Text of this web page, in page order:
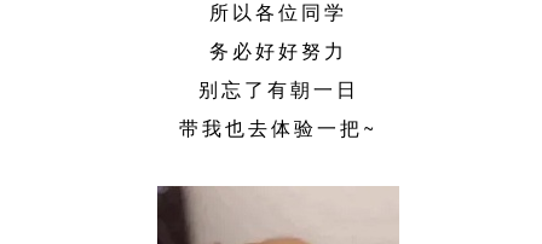
所以各位同学
务必好好努力
别忘了有朝一日
带我也去体验一把~